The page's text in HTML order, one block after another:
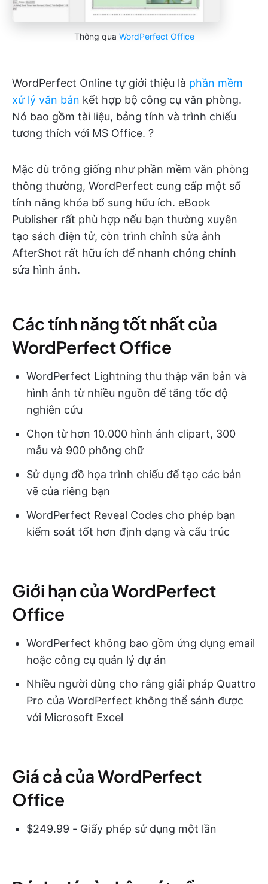
Thông qua WordPerfect Office
WordPerfect Online tự giới thiệu là phần mềm
xử lý văn bản kết hợp bộ công cụ văn phòng.
Nó bao gồm tài liệu, bảng tính và trình chiếu
tương thích với MS Office. ?
Mặc dù trông giống như phần mềm văn phòng
thông thường, WordPerfect cung cấp một số
tính năng khóa bổ sung hữu ích. eBook
Publisher rất phù hợp nếu bạn thường xuyên
tạo sách điện tử, còn trình chỉnh sửa ảnh
AfterShot rất hữu ích để nhanh chóng chỉnh
sửa hình ảnh.
Các tính năng tốt nhất của
WordPerfect Office
WordPerfect Lightning thu thập văn bản và
hình ảnh từ nhiều nguồn để tăng tốc độ
nghiên cứu
Chọn từ hơn 10.000 hình ảnh clipart, 300
mẫu và 900 phông chữ
Sử dụng đồ họa trình chiếu để tạo các bản
vẽ của riêng bạn
WordPerfect Reveal Codes cho phép bạn
kiểm soát tốt hơn định dạng và cấu trúc
Giới hạn của WordPerfect
Office
WordPerfect không bao gồm ứng dụng email
hoặc công cụ quản lý dự án
Nhiều người dùng cho rằng giải pháp Quattro
Pro của WordPerfect không thể sánh được
với Microsoft Excel
Giá cả của WordPerfect
Office
$249.99 - Giấy phép sử dụng một lần